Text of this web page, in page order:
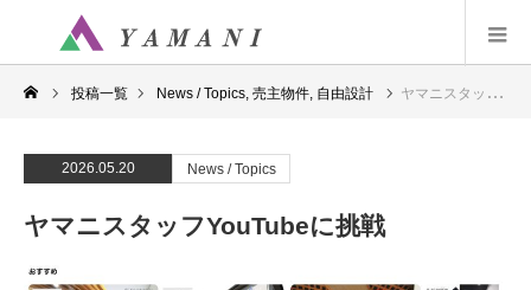
投稿一覧 News / Topics, 売主物件, 自由設計 ヤマニスタッフYouTubeに挑戦
2026.05.20 News / Topics
ヤマニスタッフYouTubeに挑戦